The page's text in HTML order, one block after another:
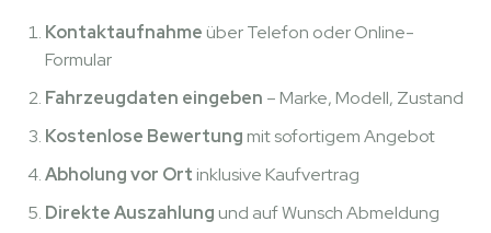
Kontaktaufnahme über Telefon oder Online-
Formular
Fahrzeugdaten eingeben – Marke, Modell, Zustand
Kostenlose Bewertung mit sofortigem Angebot
Abholung vor Ort inklusive Kaufvertrag
Direkte Auszahlung und auf Wunsch Abmeldung